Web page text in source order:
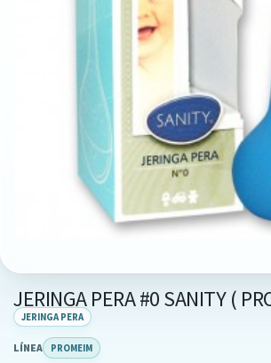
JERINGA PERA #0 SANITY (
JERINGA PERA
LÍNEA PROMEIM